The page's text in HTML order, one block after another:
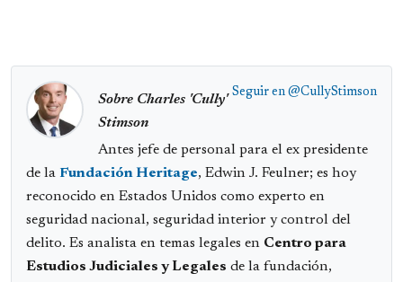
Seguir en @CullyStimson
Sobre Charles 'Cully'
Stimson
Antes jefe de personal para el ex presidente
de la Fundación Heritage, Edwin J. Feulner; es hoy
reconocido en Estados Unidos como experto en
seguridad nacional, seguridad interior y control del
delito. Es analista en temas legales en Centro para
Estudios Judiciales y Legales de la fundación,